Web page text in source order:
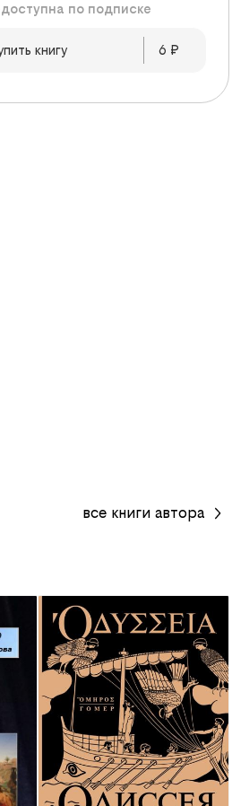
по подписке
книгу 6 ₽
все книги автора